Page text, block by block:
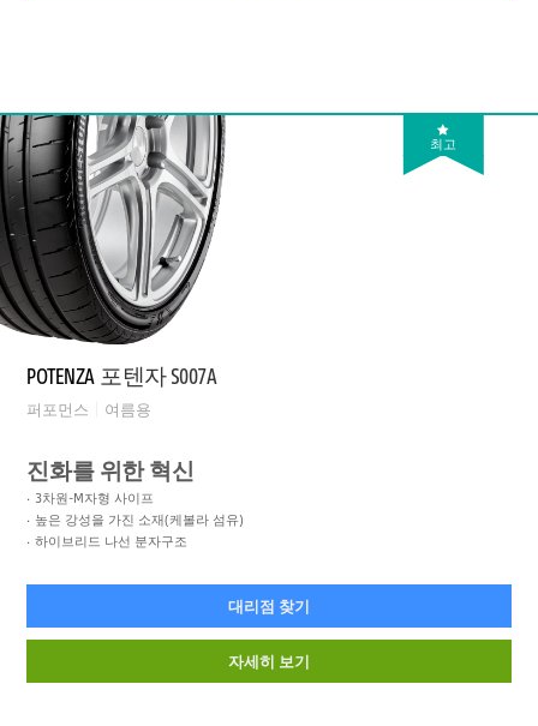
최고
POTENZA 포텐자 S007A
퍼포먼스 여름용
진화를 위한 혁신
3차원-M자형 사이프
높은 강성을 가진 소재(케볼라 섬유)
하이브리드 나선 분자구조
대리점 찾기
자세히 보기